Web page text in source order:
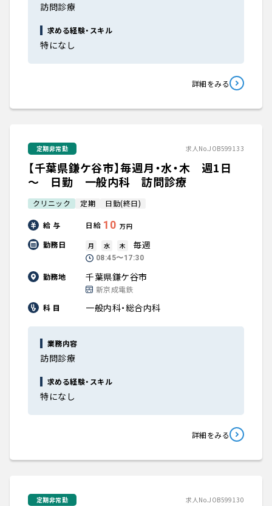
訪問診療
求める経験・スキル
特になし
詳細をみる
定期非常勤 求人No.JOB599133
【千葉県鎌ケ谷市】毎週月・水・木 週1日
～ 日勤 一般内科 訪問診療
クリニック 定期 日勤(終日)
給 与 日給 10 万円
勤務日 月 水 木 毎週
08:45〜17:30
勤務地 千葉県鎌ケ谷市
新京成電鉄
科 目
一般内科・総合内科
業務内容
訪問診療
求める経験・スキル
特になし
詳細をみる
定期非常勤 求人No.JOB599130